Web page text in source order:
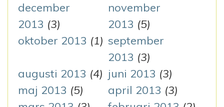
december
2013 (3)
november
2013 (5)
oktober 2013 (1) september
2013 (3)
augusti 2013 (4) juni 2013 (3)
maj 2013 (5) april 2013 (3)